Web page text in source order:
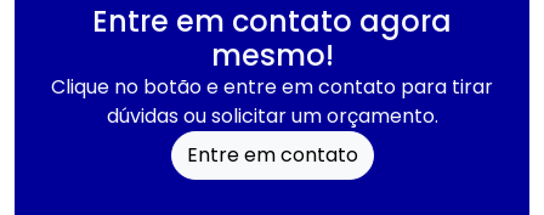
Entre em contato agora
mesmo!
Clique no botão e entre em contato para tirar
dúvidas ou solicitar um orçamento.
Entre em contato